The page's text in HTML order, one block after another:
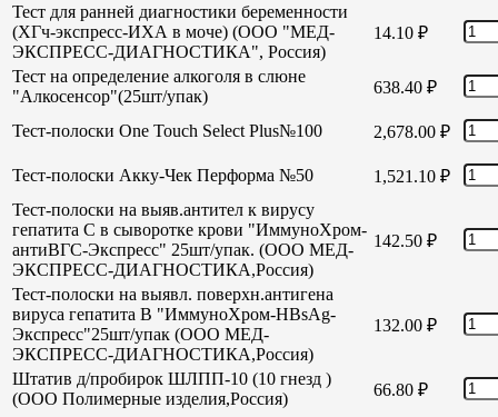
Тест для ранней диагностики беременности
(ХГч-экспресс-ИХА в моче) (ООО "МЕД-
ЭКСПРЕСС-ДИАГНОСТИКА", Россия)
14.10 ₽
Тест на определение алкоголя в слюне
"Алкосенсор"(25шт/упак)
638.40 ₽
Тест-полоски One Touch Select Plus№100 2,678.00 ₽
Тест-полоски Акку-Чек Перформа №50 1,521.10 ₽
Тест-полоски на выяв.антител к вирусу
гепатита С в сыворотке крови "ИммуноХром-
антиВГС-Экспресс" 25шт/упак. (ООО МЕД-
ЭКСПРЕСС-ДИАГНОСТИКА,Россия)
142.50 ₽
Тест-полоски на выявл. поверхн.антигена
вируса гепатита В "ИммуноХром-HBsAg-
Экспресс"25шт/упак (ООО МЕД-
ЭКСПРЕСС-ДИАГНОСТИКА,Россия)
132.00 ₽
Штатив д/пробирок ШЛПП-10 (10 гнезд )
(ООО Полимерные изделия,Россия)
66.80 ₽